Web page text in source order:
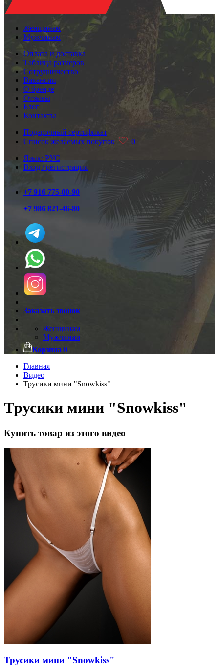
Женщинам
Мужчинам
Оплата и доставка
Таблица размеров
Сотрудничество
Вакансии
О бренде
Отзывы
Блог
Контакты
Подарочный сертификат
Список желаемых покупок
0
Язык: РУС
Вход / регистрация
+7 916 775-00-90
+7 986 821-46-80
Заказать звонок
Женщинам
Мужчинам
Корзина 0
Главная
Видео
Трусики мини "Snowkiss"
Трусики мини "Snowkiss"
Купить товар из этого видео
Трусики мини "Snowkiss"